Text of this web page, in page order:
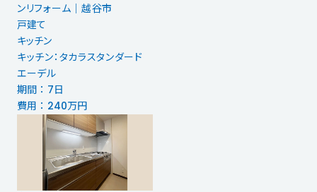
ンリフォーム｜越谷市
戸建て
キッチン
キッチン：タカラスタンダード
エーデル
期間 ： 7日
費用 ： 240万円